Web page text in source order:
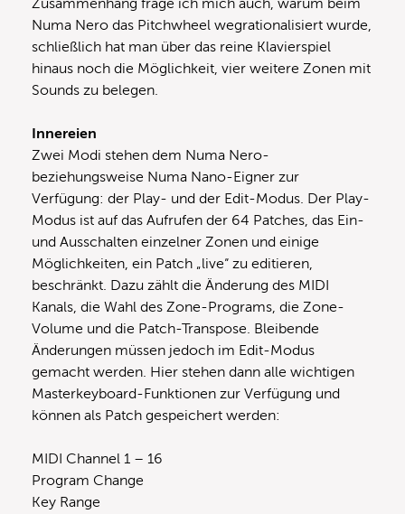
Zusammenhang frage ich mich auch, warum beim
Numa Nero das Pitchwheel wegrationalisiert wurde,
schließlich hat man über das reine Klavierspiel
hinaus noch die Möglichkeit, vier weitere Zonen mit
Sounds zu belegen.
Innereien
Zwei Modi stehen dem Numa Nero-
beziehungsweise Numa Nano-Eigner zur
Verfügung: der Play- und der Edit-Modus. Der Play-
Modus ist auf das Aufrufen der 64 Patches, das Ein-
und Ausschalten einzelner Zonen und einige
Möglichkeiten, ein Patch „live“ zu editieren,
beschränkt. Dazu zählt die Änderung des MIDI
Kanals, die Wahl des Zone-Programs, die Zone-
Volume und die Patch-Transpose. Bleibende
Änderungen müssen jedoch im Edit-Modus
gemacht werden. Hier stehen dann alle wichtigen
Masterkeyboard-Funktionen zur Verfügung und
können als Patch gespeichert werden:
MIDI Channel 1 – 16
Program Change
Key Range